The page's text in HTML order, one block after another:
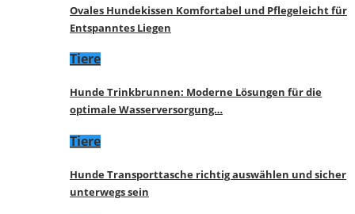
Ovales Hundekissen Komfortabel und Pflegeleicht für
Entspanntes Liegen
Tiere
Hunde Trinkbrunnen: Moderne Lösungen für die
optimale Wasserversorgung…
Tiere
Hunde Transporttasche richtig auswählen und sicher
unterwegs sein